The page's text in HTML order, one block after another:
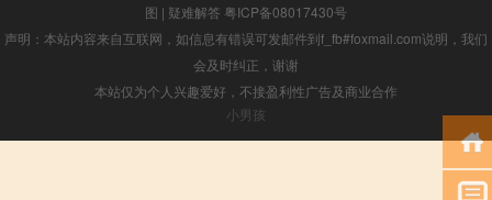
图 | 疑难解答 粤ICP备08017430号
声明：本站内容来自互联网，如信息有错误可发邮件到f_fb#foxmail.com说明，我们
会及时纠正，谢谢
本站仅为个人兴趣爱好，不接盈利性广告及商业合作
小男孩